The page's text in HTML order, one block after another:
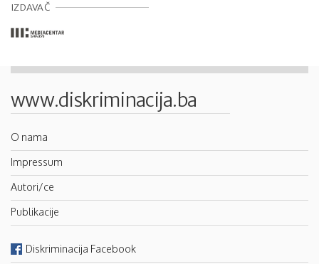
IZDAVAČ
www.diskriminacija.ba
O nama
Impressum
Autori/ce
Publikacije
Diskriminacija Facebook